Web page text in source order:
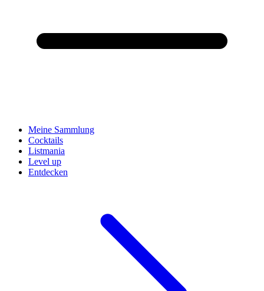
Meine Sammlung
Cocktails
Listmania
Level up
Entdecken